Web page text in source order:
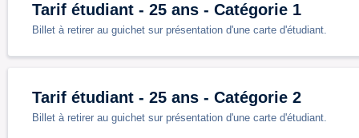
Tarif étudiant - 25 ans - Catégorie 1
Billet à retirer au guichet sur présentation d'une carte d'étudiant.
Tarif étudiant - 25 ans - Catégorie 2
Billet à retirer au guichet sur présentation d'une carte d'étudiant.